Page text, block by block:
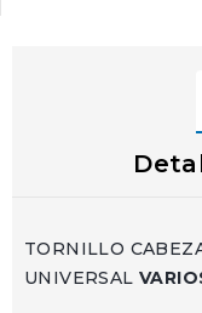
TORNILLO
UNIVERSAL